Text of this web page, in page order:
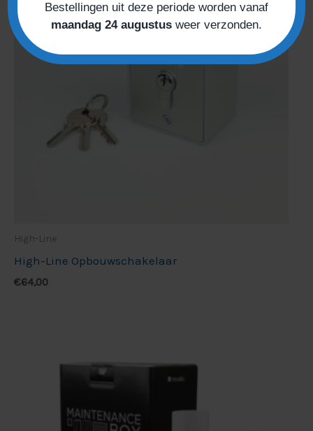
High-Line
High-Line Opbouwschakelaar
€64,00
Bestellingen uit deze periode worden vanaf
maandag 24 augustus weer verzonden.